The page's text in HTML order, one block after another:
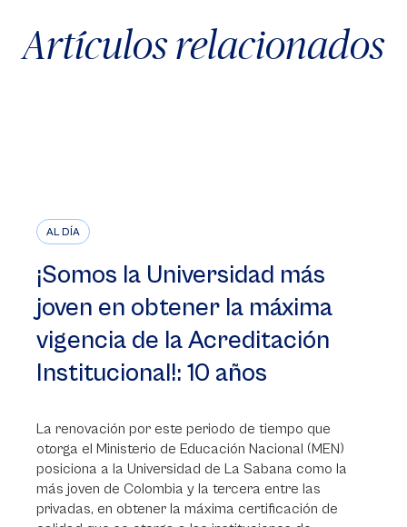
Artículos relacionados
AL DÍA
¡Somos la Universidad más
joven en obtener la máxima
vigencia de la Acreditación
Institucional!: 10 años
La renovación por este periodo de tiempo que
otorga el Ministerio de Educación Nacional (MEN)
posiciona a la Universidad de La Sabana como la
más joven de Colombia y la tercera entre las
privadas, en obtener la máxima certificación de